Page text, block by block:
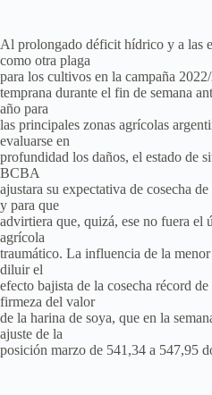
Al prolongado déficit hídrico y a las
como otra plaga
para los cultivos en la campaña
temprana durante el fin de semana
año para
las principales zonas agrícolas
evaluarse en
profundidad los daños, el estado de
BCBA
ajustara su expectativa de cosecha
y para que
advirtiera que, quizá, ese no fuera el
agrícola
traumático. La influencia de la
diluir el
efecto bajista de la cosecha récord
firmeza del valor
de la harina de soya, que en la
ajuste de la
posición marzo de 541,34 a 547,95